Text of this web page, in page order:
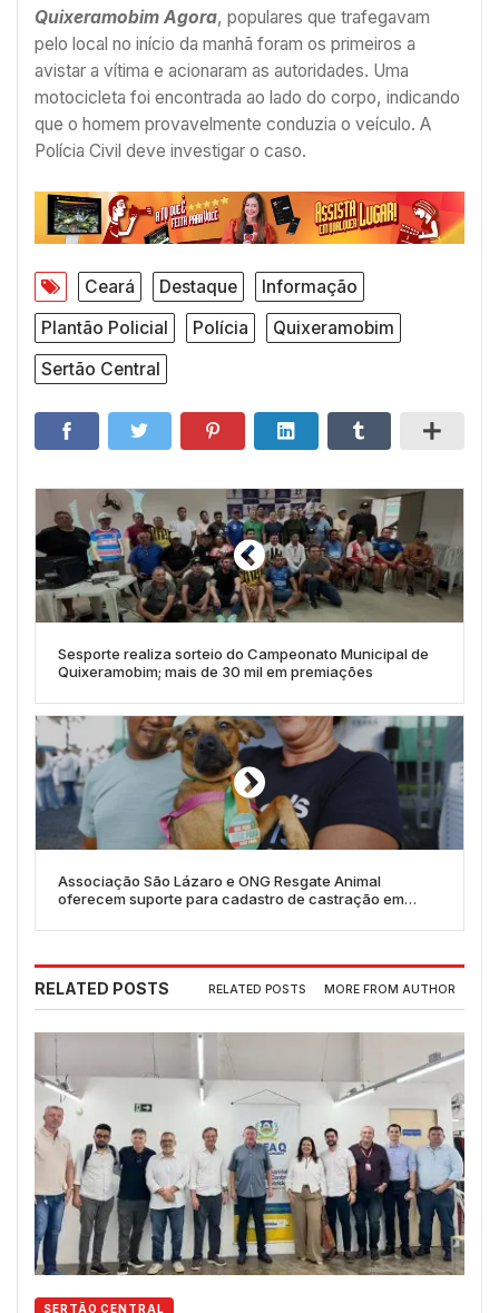
Quixeramobim Agora, populares que trafegavam
pelo local no início da manhã foram os primeiros a
avistar a vítima e acionaram as autoridades. Uma
motocicleta foi encontrada ao lado do corpo, indicando
que o homem provavelmente conduzia o veículo. A
Polícia Civil deve investigar o caso.
Ceará Destaque
Informação
Plantão Policial
Polícia
Quixeramobim
Sertão Central
Sesporte realiza sorteio do Campeonato Municipal de
Quixeramobim; mais de 30 mil em premiações
Associação São Lázaro e ONG Resgate Animal
oferecem suporte para cadastro de castração em
RELATED POSTS RELATED POSTS MORE FROM AUTHOR
SERTÃO CENTRAL